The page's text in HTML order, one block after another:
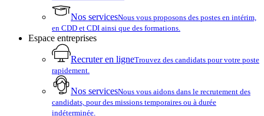
Nos servicesNous vous proposons des postes en intérim,
en CDD et CDI ainsi que des formations.
Espace entreprises
Recruter en ligneTrouvez des candidats pour votre poste
rapidement.
Nos servicesNous vous aidons dans le recrutement des
candidats, pour des missions temporaires ou à durée
indéterminée.